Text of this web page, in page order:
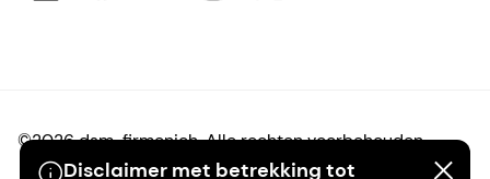
Disclaimer met betrekking tot
©2026 dsm-firmenich. Alle rechten voorbehouden.